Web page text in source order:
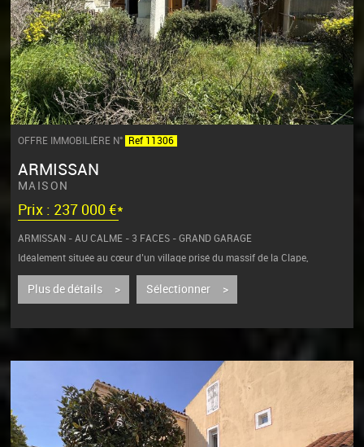
OFFRE IMMOBILIÈRE N° Ref 11306
ARMISSAN
MAISON
Prix : 237 000 €*
ARMISSAN - AU CALME - 3 FACES - GRAND GARAGE
Idéalement située au cœur d’un village prisé du massif de la Clape,
Plus de détails > Sélectionner >